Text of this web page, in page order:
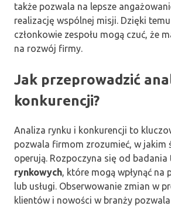
także pozwala na lepsze
realizację wspólnej misji. Dzięki
członkowie zespołu mogą czuć, że
na rozwój firmy.
Jak przeprowadzić
konkurencji?
Analiza rynku i konkurencji to
pozwala firmom zrozumieć, w jakim
operują. Rozpoczyna się od badania
rynkowych, które mogą wpłynąć
lub usługi. Obserwowanie zmian w
klientów i nowości w branży